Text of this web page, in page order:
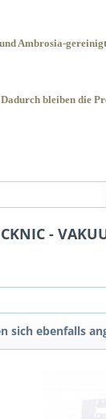
Ambrosia-
bleiben die
-
sich ebenfalls